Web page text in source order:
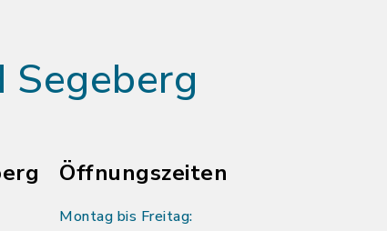
Segeberg
Öffnungszeiten
Montag bis Freitag: